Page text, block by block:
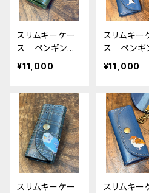
スリムキーケー
ス ペンギン
皇帝ペンギン
ヒナ グリー
ー エンペラ
ー
¥11,000
スリムキー
ス ペン
アデリー
ビー 栃木
ンギン
¥11,000
スリムキーケー
スリムキー